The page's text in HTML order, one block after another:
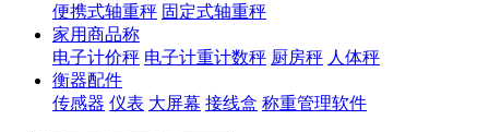
便携式轴重秤 固定式轴重秤
家用商品称
电子计价秤 电子计重计数秤 厨房秤 人体秤
衡器配件
传感器 仪表 大屏幕 接线盒 称重管理软件